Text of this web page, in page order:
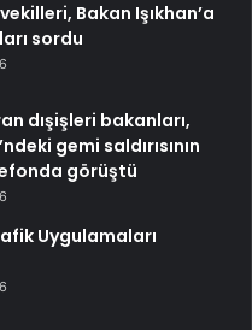
Bakan Işıkhan’a
sordu
dışişleri bakanları,
gemi saldırısının
görüştü
Uygulamaları